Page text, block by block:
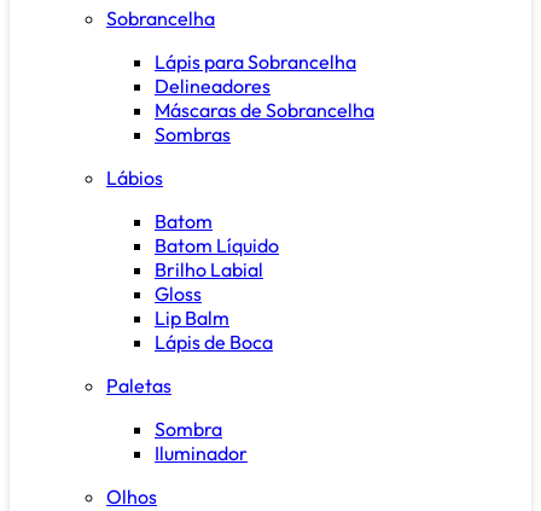
Sobrancelha
Lápis para Sobrancelha
Delineadores
Máscaras de Sobrancelha
Sombras
Lábios
Batom
Batom Líquido
Brilho Labial
Gloss
Lip Balm
Lápis de Boca
Paletas
Sombra
Iluminador
Olhos